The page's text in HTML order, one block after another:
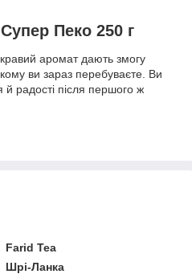
Пеко 250 г
аромат дають змогу
ви зараз перебуваєте. Ви
радості після першого ж
Farid Tea
Шрі-Ланка